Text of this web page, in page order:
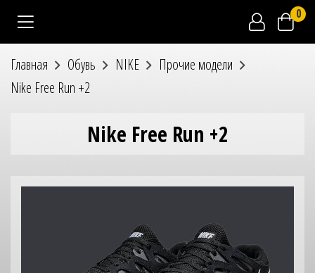
0
Главная Обувь NIKE
Прочие модели
Nike Free Run +2
Nike Free Run +2